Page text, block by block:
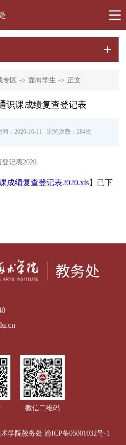
专区 -> 面向学生 -> 正文
识课成绩复查登记表
间：2020-10-11 浏览次数： 284次
记表2020
成绩复查登记表2020.xls】已下
微信二维码
学院教务处 渝ICP备05001032号-1